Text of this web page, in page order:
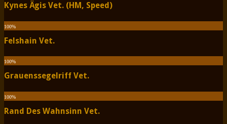
Kynes Ägis Vet. (HM, Speed)
100%
Felshain Vet.
100%
Grauenssegelriff Vet.
100%
Rand Des Wahnsinn Vet.